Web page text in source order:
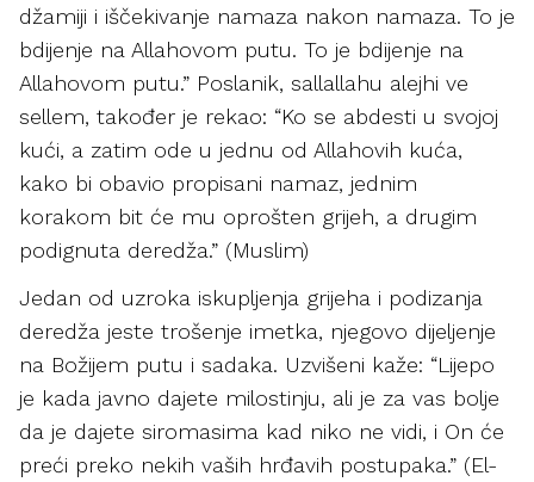
džamiji i iščekivanje namaza nakon namaza. To je
bdijenje na Allahovom putu. To je bdijenje na
Allahovom putu.” Poslanik, sallallahu alejhi ve
sellem, također je rekao: “Ko se abdesti u svojoj
kući, a zatim ode u jednu od Allahovih kuća,
kako bi obavio propisani namaz, jednim
korakom bit će mu oprošten grijeh, a drugim
podignuta deredža.” (Muslim)
Jedan od uzroka iskupljenja grijeha i podizanja
deredža jeste trošenje imetka, njegovo dijeljenje
na Božijem putu i sadaka. Uzvišeni kaže: “Lijepo
je kada javno dajete milostinju, ali je za vas bolje
da je dajete siromasima kad niko ne vidi, i On će
preći preko nekih vaših hrđavih postupaka.” (El-